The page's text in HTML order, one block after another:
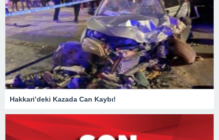
Hakkari’deki Kazada Can Kaybı!